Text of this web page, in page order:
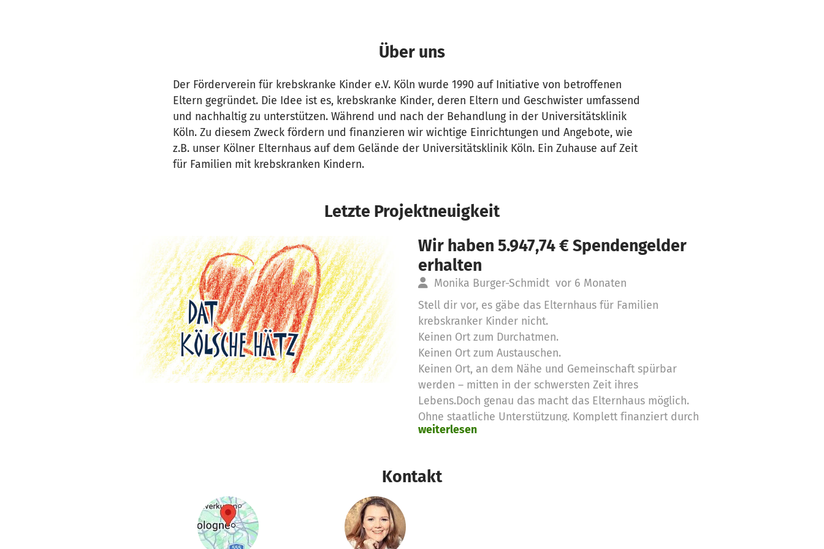
Über uns
Der Förderverein für krebskranke Kinder e.V. Köln wurde 1990 auf Initiative von betroffenen
Eltern gegründet. Die Idee ist es, krebskranke Kinder, deren Eltern und Geschwister umfassend
und nachhaltig zu unterstützen. Während und nach der Behandlung in der Universitätsklinik
Köln. Zu diesem Zweck fördern und finanzieren wir wichtige Einrichtungen und Angebote, wie
z.B. unser Kölner Elternhaus auf dem Gelände der Universitätsklinik Köln. Ein Zuhause auf Zeit
für Familien mit krebskranken Kindern.
Letzte Projektneuigkeit
Wir haben 5.947,74 € Spendengelder
erhalten
Monika Burger-Schmidt vor 6 Monaten
Stell dir vor, es gäbe das Elternhaus für Familien
krebskranker Kinder nicht.
Keinen Ort zum Durchatmen.
Keinen Ort zum Austauschen.
Keinen Ort, an dem Nähe und Gemeinschaft spürbar
werden – mitten in der schwersten Zeit ihres
Lebens.Doch genau das macht das Elternhaus möglich.
Ohne staatliche Unterstützung. Komplett finanziert durch
Spenden.
Elternhauses
weiterlesen
Kontakt